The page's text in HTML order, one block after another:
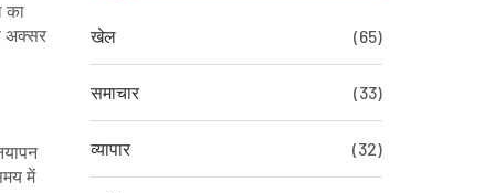
का
अक्सर
में
खेल (65)
समाचार (33)
व्यापार (32)